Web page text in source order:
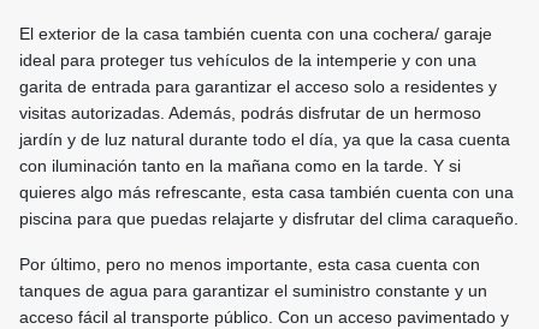
El exterior de la casa también cuenta con una cochera/ garaje
ideal para proteger tus vehículos de la intemperie y con una
garita de entrada para garantizar el acceso solo a residentes y
visitas autorizadas. Además, podrás disfrutar de un hermoso
jardín y de luz natural durante todo el día, ya que la casa cuenta
con iluminación tanto en la mañana como en la tarde. Y si
quieres algo más refrescante, esta casa también cuenta con una
piscina para que puedas relajarte y disfrutar del clima caraqueño.
Por último, pero no menos importante, esta casa cuenta con
tanques de agua para garantizar el suministro constante y un
acceso fácil al transporte público. Con un acceso pavimentado y